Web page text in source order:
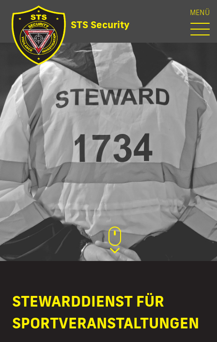
MENÜ
STS Security
STEWARDDIENST FÜR
SPORT­VERANSTALTUNGEN